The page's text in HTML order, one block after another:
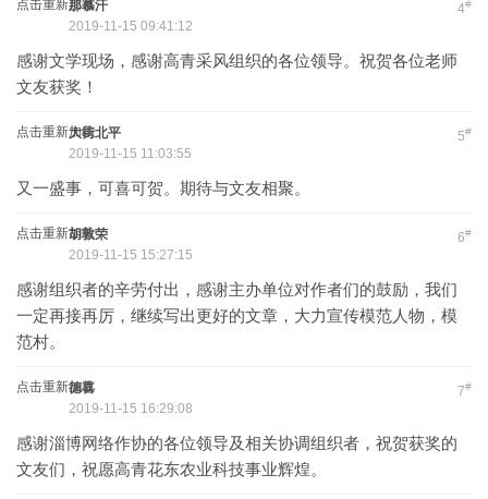
点击重新加载 4#
那慕汗
2019-11-15 09:41:12
感谢文学现场，感谢高青采风组织的各位领导。祝贺各位老师
文友获奖！
点击重新加载 5#
大街北平
2019-11-15 11:03:55
又一盛事，可喜可贺。期待与文友相聚。
点击重新加载 6#
胡敦荣
2019-11-15 15:27:15
感谢组织者的辛劳付出，感谢主办单位对作者们的鼓励，我们
一定再接再厉，继续写出更好的文章，大力宣传模范人物，模
范村。
点击重新加载 7#
德喜
2019-11-15 16:29:08
感谢淄博网络作协的各位领导及相关协调组织者，祝贺获奖的
文友们，祝愿高青花东农业科技事业辉煌。